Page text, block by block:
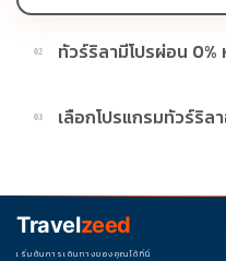
02 ทัวร์ริลามีโปรผ่อน 0%
บางโปรแกรมมีโปรผ่อน 0%
บริษัทกำหนด สามารถดูสัญลักษ
03 เลือกโปรแกรมทัวร์ริล
ช่วงราคา ไม่ควรเทียบจากรา
Travelzeed
เริ่มต้นการเดินทางของคุณได้ที่นี่